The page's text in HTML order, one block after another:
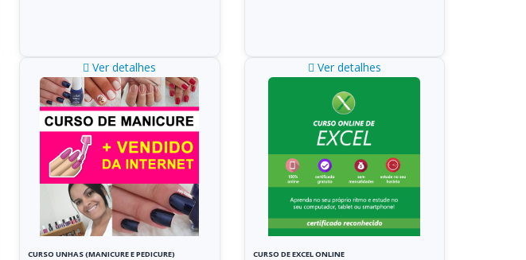
Ver detalhes
CURSO UNHAS (MANICURE E PEDICURE)
Ver detalhes
CURSO DE EXCEL ONLINE